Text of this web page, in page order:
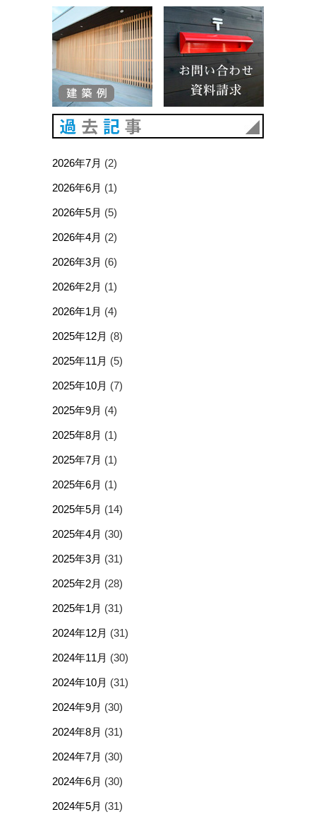
2026年7月 (2)
2026年6月 (1)
2026年5月 (5)
2026年4月 (2)
2026年3月 (6)
2026年2月 (1)
2026年1月 (4)
2025年12月 (8)
2025年11月 (5)
2025年10月 (7)
2025年9月 (4)
2025年8月 (1)
2025年7月 (1)
2025年6月 (1)
2025年5月 (14)
2025年4月 (30)
2025年3月 (31)
2025年2月 (28)
2025年1月 (31)
2024年12月 (31)
2024年11月 (30)
2024年10月 (31)
2024年9月 (30)
2024年8月 (31)
2024年7月 (30)
2024年6月 (30)
2024年5月 (31)